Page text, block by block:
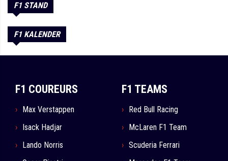
F1 STAND
F1 KALENDER
F1 COUREURS
Max Verstappen
Isack Hadjar
Lando Norris
F1 TEAMS
Red Bull Racing
McLaren F1 Team
Scuderia Ferrari